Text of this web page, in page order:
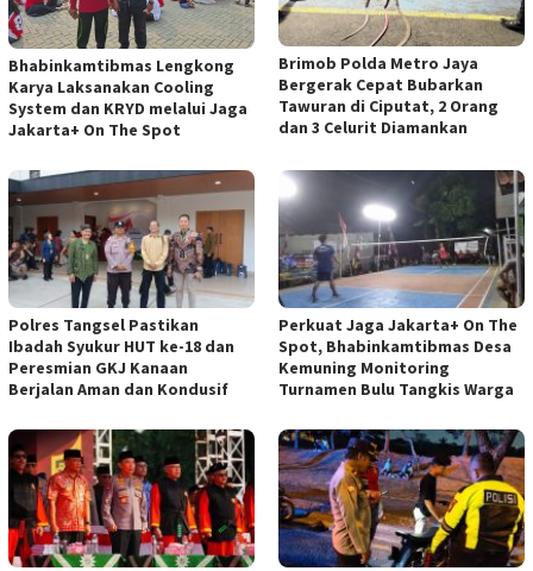
Bhabinkamtibmas Lengkong
Karya Laksanakan Cooling
System dan KRYD melalui Jaga
Jakarta+ On The Spot
Brimob Polda Metro Jaya
Bergerak Cepat Bubarkan
Tawuran di Ciputat, 2 Orang
dan 3 Celurit Diamankan
Polres Tangsel Pastikan
Ibadah Syukur HUT ke-18 dan
Peresmian GKJ Kanaan
Berjalan Aman dan Kondusif
Perkuat Jaga Jakarta+ On The
Spot, Bhabinkamtibmas Desa
Kemuning Monitoring
Turnamen Bulu Tangkis Warga